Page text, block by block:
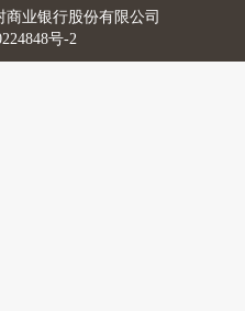
业银行股份有限公司
号-2